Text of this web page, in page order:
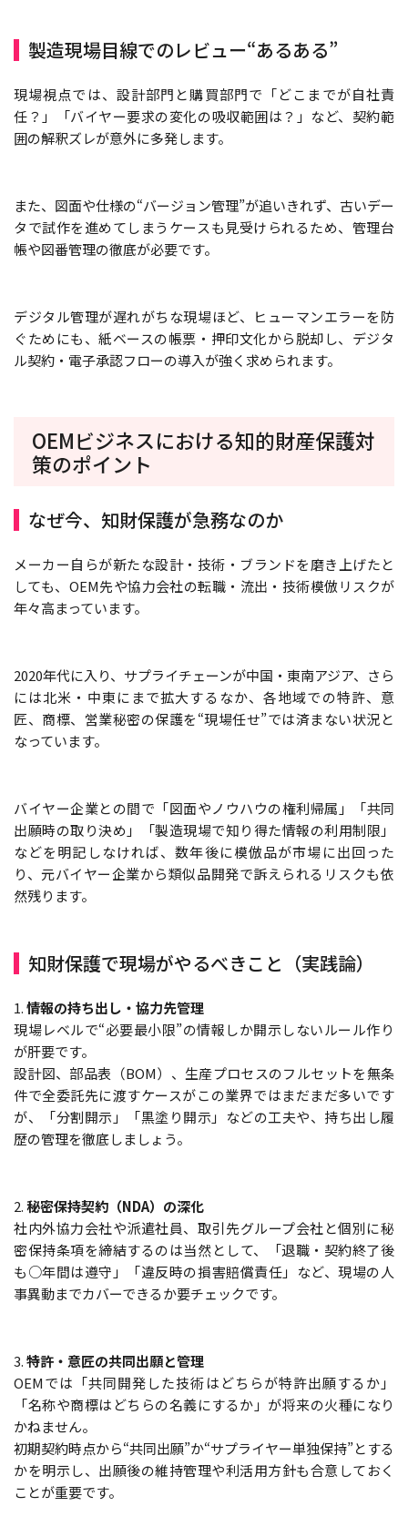
製造現場目線でのレビュー“あるある”
現場視点では、設計部門と購買部門で「どこまでが自社責
任？」「バイヤー要求の変化の吸収範囲は？」など、契約範
囲の解釈ズレが意外に多発します。
また、図面や仕様の“バージョン管理”が追いきれず、古いデー
タで試作を進めてしまうケースも見受けられるため、管理台
帳や図番管理の徹底が必要です。
デジタル管理が遅れがちな現場ほど、ヒューマンエラーを防
ぐためにも、紙ベースの帳票・押印文化から脱却し、デジタ
ル契約・電子承認フローの導入が強く求められます。
OEMビジネスにおける知的財産保護対
策のポイント
なぜ今、知財保護が急務なのか
メーカー自らが新たな設計・技術・ブランドを磨き上げたと
しても、OEM先や協力会社の転職・流出・技術模倣リスクが
年々高まっています。
2020年代に入り、サプライチェーンが中国・東南アジア、さら
には北米・中東にまで拡大するなか、各地域での特許、意
匠、商標、営業秘密の保護を“現場任せ”では済まない状況と
なっています。
バイヤー企業との間で「図面やノウハウの権利帰属」「共同
出願時の取り決め」「製造現場で知り得た情報の利用制限」
などを明記しなければ、数年後に模倣品が市場に出回った
り、元バイヤー企業から類似品開発で訴えられるリスクも依
然残ります。
知財保護で現場がやるべきこと（実践論）
1.情報の持ち出し・協力先管理
現場レベルで“必要最小限”の情報しか開示しないルール作り
が肝要です。
設計図、部品表（BOM）、生産プロセスのフルセットを無条
件で全委託先に渡すケースがこの業界ではまだまだ多いです
が、「分割開示」「黒塗り開示」などの工夫や、持ち出し履
歴の管理を徹底しましょう。
2.秘密保持契約（NDA）の深化
社内外協力会社や派遣社員、取引先グループ会社と個別に秘
密保持条項を締結するのは当然として、「退職・契約終了後
も○年間は遵守」「違反時の損害賠償責任」など、現場の人
事異動までカバーできるか要チェックです。
3.特許・意匠の共同出願と管理
OEMでは「共同開発した技術はどちらが特許出願するか」
「名称や商標はどちらの名義にするか」が将来の火種になり
かねません。
初期契約時点から“共同出願”か“サプライヤー単独保持”とする
かを明示し、出願後の維持管理や利活用方針も合意しておく
ことが重要です。